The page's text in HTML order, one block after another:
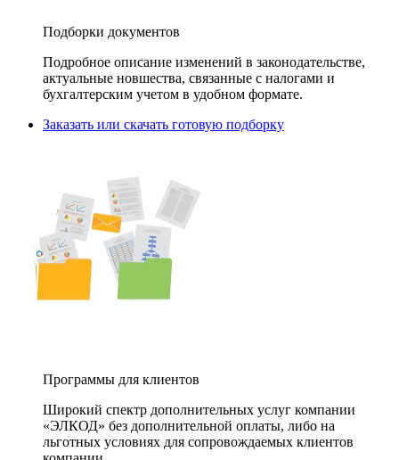
Подборки документов
Подробное описание изменений в законодательстве,
актуальные новшества, связанные с налогами и
бухгалтерским учетом в удобном формате.
Заказать или скачать готовую подборку
Программы для клиентов
Широкий спектр дополнительных услуг компании
«ЭЛКОД» без дополнительной оплаты, либо на
льготных условиях для сопровождаемых клиентов